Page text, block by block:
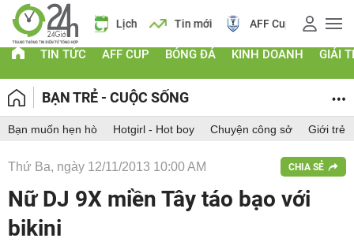
Lịch Tin mới AFF Cup Giá vàng
TIN TỨC AFF CUP BÓNG ĐÁ KINH DOANH GIẢI
BẠN TRẺ - CUỘC SỐNG
Bạn muốn hẹn hò Hotgirl - Hot boy Chuyện công sở Giới trẻ
Thứ Ba, ngày 12/11/2013 10:00 AM CHIA SẺ
Nữ DJ 9X miền Tây táo bạo với
bikini